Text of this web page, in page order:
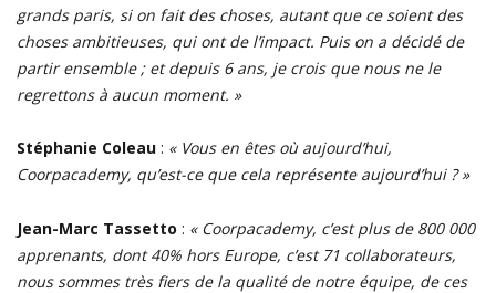
grands paris, si on fait des choses, autant que ce soient des
choses ambitieuses, qui ont de l’impact. Puis on a décidé de
partir ensemble ; et depuis 6 ans, je crois que nous ne le
regrettons à aucun moment. »
Stéphanie Coleau : « Vous en êtes où aujourd’hui,
Coorpacademy, qu’est-ce que cela représente aujourd’hui ? »
Jean-Marc Tassetto : « Coorpacademy, c’est plus de 800 000
apprenants, dont 40% hors Europe, c’est 71 collaborateurs,
nous sommes très fiers de la qualité de notre équipe, de ces